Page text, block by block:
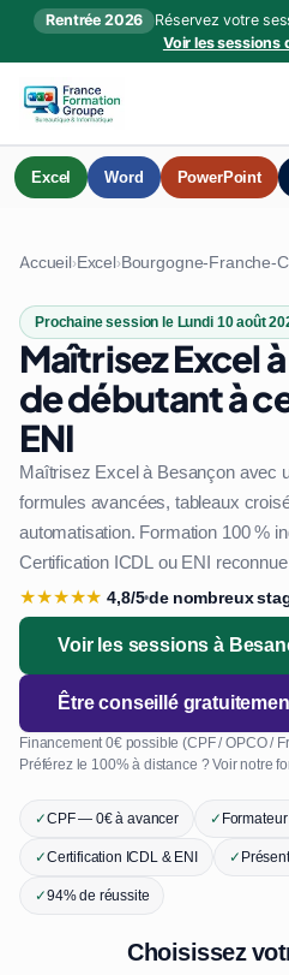
Rentrée 2026
Réservez votre
Voir les sessions
Excel Word PowerPoint
Accueil›Excel›Bourgogne-Franche-
Prochaine session le Lundi 10 août
Maîtrisez Excel
de débutant à
ENI
Maîtrisez Excel à Besançon avec
formules avancées, tableaux
automatisation. Formation 100 %
Certification ICDL ou ENI
★★★★★ 4,8/5•de nombreux
Voir les sessions à
Être conseillé
Financement 0€ possible (CPF / OPCO /
Préférez le 100% à distance ? Voir notre
✓CPF — 0€ à avancer ✓
✓Certification ICDL & ENI ✓
✓94% de réussite
Choisissez